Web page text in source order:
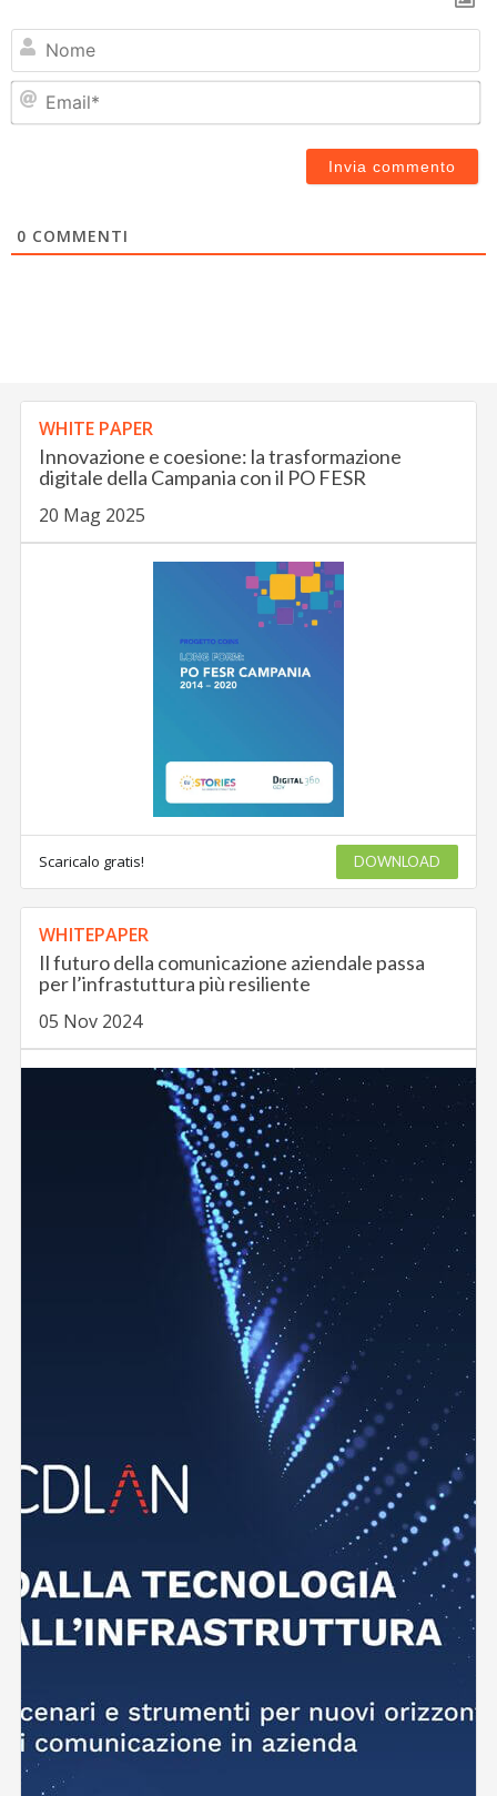
0 COMMENTI
WHITE PAPER
Innovazione e coesione: la trasformazione
digitale della Campania con il PO FESR
20 Mag 2025
Scaricalo gratis! DOWNLOAD
WHITEPAPER
Il futuro della comunicazione aziendale passa
per l’infrastuttura più resiliente
05 Nov 2024